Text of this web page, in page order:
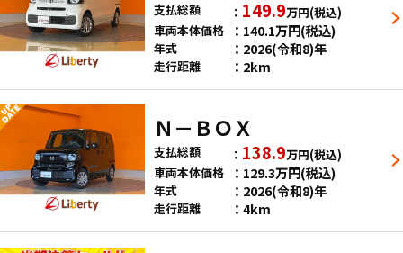
支払総額 149.9万円(税込)
車両本体価格
140.1万円(税込)
年式 2026(令和8)年
走行距離 2km
Ｎ－ＢＯＸ
支払総額 138.9万円(税込)
車両本体価格
129.3万円(税込)
年式 2026(令和8)年
走行距離 4km